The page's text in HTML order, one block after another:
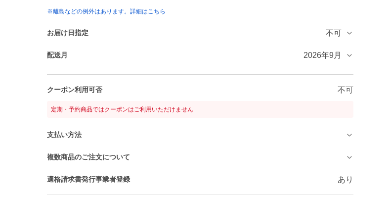
※離島などの例外はあります。詳細はこちら
お届け日指定 不可
配送月 2026年9月
クーポン利用可否 不可
定期・予約商品ではクーポンはご利用いただけません
支払い方法
複数商品のご注文について
適格請求書発行事業者登録 あり